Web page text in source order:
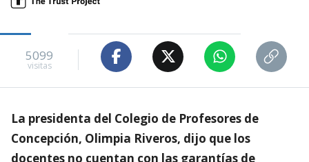
5099
visitas
La presidenta del Colegio de Profesores de
Concepción, Olimpia Riveros, dijo que los
docentes no cuentan con las garantías de